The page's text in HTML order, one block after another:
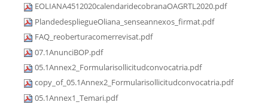
EOLIANA4512020calendaridecobranaOAGRTL2020.pdf
PlandedespliegueOliana_senseannexos_firmat.pdf
FAQ_reoberturacomerrevisat.pdf
07.1AnunciBOP.pdf
05.1Annex2_Formularisollicitudconvocatria.pdf
copy_of_05.1Annex2_Formularisollicitudconvocatria.pdf
05.1Annex1_Temari.pdf